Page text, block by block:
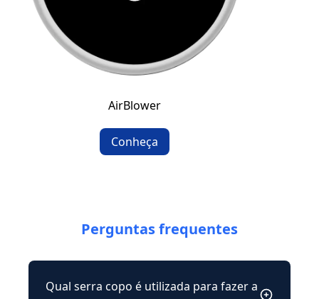
AirBlower
Conheça
Perguntas frequentes
Qual serra copo é utilizada para fazer a